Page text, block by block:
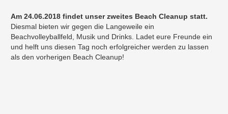
Am 24.06.2018 findet unser zweites Beach Cleanup statt.
Diesmal bieten wir gegen die Langeweile ein
Beachvolleyballfeld, Musik und Drinks. Ladet eure Freunde ein
und helft uns diesen Tag noch erfolgreicher werden zu lassen
als den vorherigen Beach Cleanup!